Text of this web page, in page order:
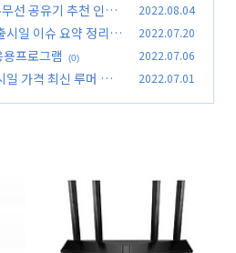
선 공유기 추천 인기
2022.08.04
시일 이슈 요약 정리
2022.07.20
프로그램 (0) 2022.07.06
일 가격 최신 루머 요
2022.07.01